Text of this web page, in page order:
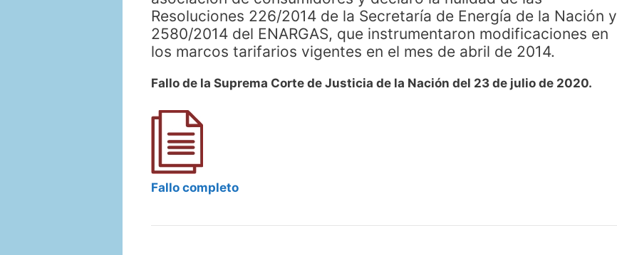
Resoluciones 226/2014 de la Secretaría de Energía de la Nación y
2580/2014 del ENARGAS, que instrumentaron modificaciones en
los marcos tarifarios vigentes en el mes de abril de 2014.
Fallo de la Suprema Corte de Justicia de la Nación del 23 de julio de 2020.
Fallo completo